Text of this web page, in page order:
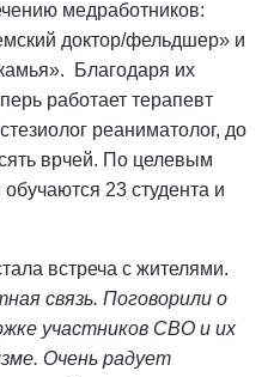
медработников:
доктор/фельдшер» и
Благодаря их
работает терапевт
реаниматолог, до
врчей. По целевым
23 студента и
встреча с жителями.
связь. Поговорили о
участников СВО и их
Очень радует